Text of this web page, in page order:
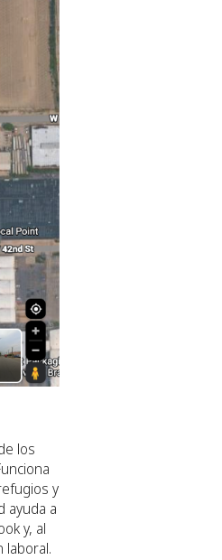
los
y
ayuda a
y, al
laboral.